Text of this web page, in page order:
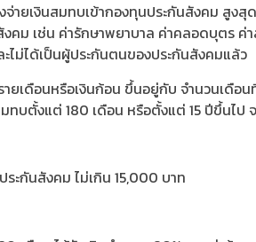
ายเงินสมทบเข้ากองทุนประกันสังคม สูง
คม เช่น ค่ารักษาพยาบาล ค่าคลอดบุตร ค่
ไม่ได้เป็นผู้ประกันตนของประกันสังคมแล้ว
ยเดือนหรือเงินก้อน ขึ้นอยู่กับ จำนวนเดือ
ทบตั้งแต่ 180 เดือน หรือตั้งแต่ 15 ปีขึ้นไป
ะกันสังคม ไม่เกิน 15,000 บาท